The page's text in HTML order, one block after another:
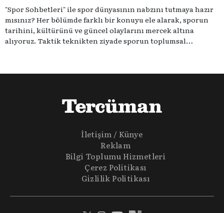
"Spor Sohbetleri" ile spor dünyasının nabzını tutmaya hazır
mısınız? Her bölümde farklı bir konuyu ele alarak, sporun
tarihini, kültürünü ve güncel olaylarını mercek altına
alıyoruz. Taktik teknikten ziyade sporun toplumsal
göre.
İletişim / Künye
Reklam
Bilgi Toplumu Hizmetleri
Çerez Politikası
Gizlilik Politikası